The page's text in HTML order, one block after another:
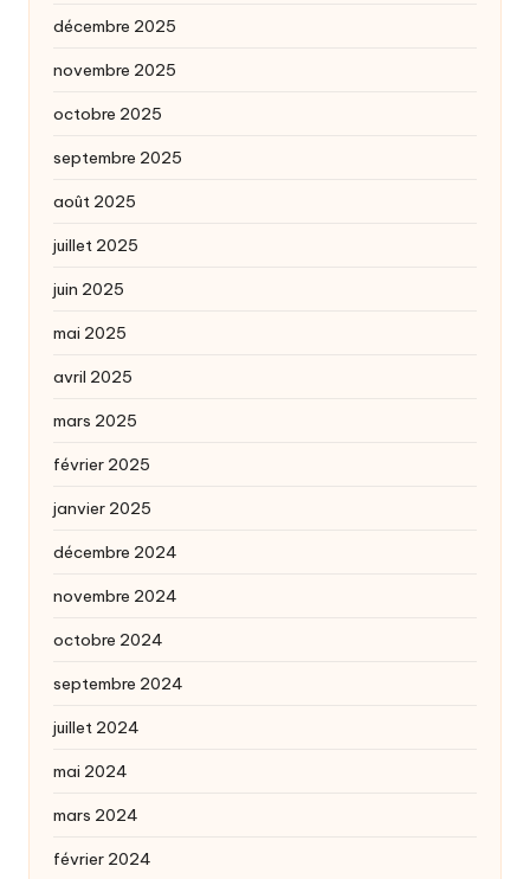
décembre 2025
novembre 2025
octobre 2025
septembre 2025
août 2025
juillet 2025
juin 2025
mai 2025
avril 2025
mars 2025
février 2025
janvier 2025
décembre 2024
novembre 2024
octobre 2024
septembre 2024
juillet 2024
mai 2024
mars 2024
février 2024